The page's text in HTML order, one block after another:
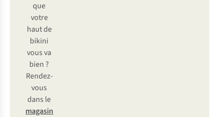
que
votre
haut de
bikini
vous va
bien ?
Rendez-
vous
dans le
magasin